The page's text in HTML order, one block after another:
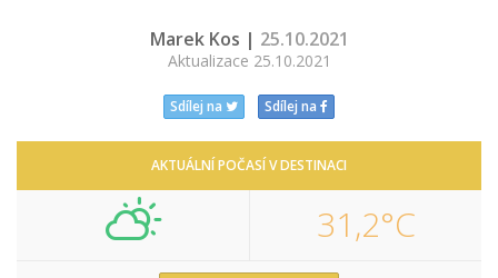
Marek Kos | 25.10.2021
Aktualizace 25.10.2021
Sdílej na Sdílej na
AKTUÁLNÍ POČASÍ V DESTINACI
31,2°C